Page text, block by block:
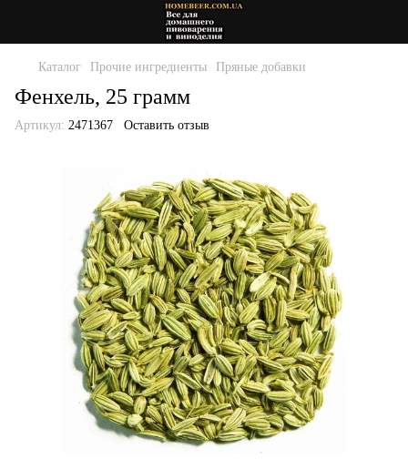
Каталог Прочие ингредиенты Пряные добавки
Фенхель, 25 грамм
Артикул: 2471367 Оставить отзыв